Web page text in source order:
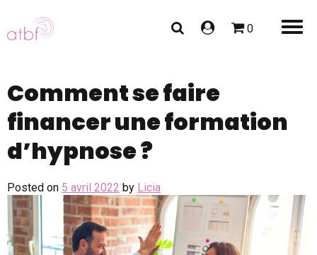
0
Comment se faire
financer une formation
d’hypnose ?
Posted on 5 avril 2022 by Licia